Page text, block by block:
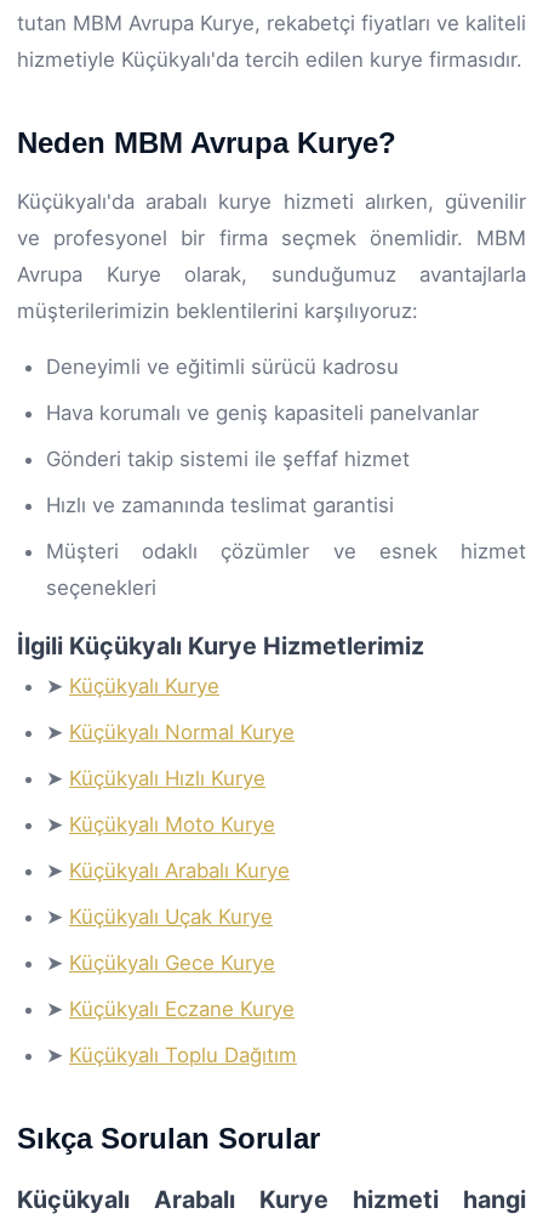
tutan MBM Avrupa Kurye, rekabetçi fiyatları ve kaliteli
hizmetiyle Küçükyalı'da tercih edilen kurye firmasıdır.
Neden MBM Avrupa Kurye?
Küçükyalı'da arabalı kurye hizmeti alırken, güvenilir
ve profesyonel bir firma seçmek önemlidir. MBM
Avrupa Kurye olarak, sunduğumuz avantajlarla
müşterilerimizin beklentilerini karşılıyoruz:
Deneyimli ve eğitimli sürücü kadrosu
Hava korumalı ve geniş kapasiteli panelvanlar
Gönderi takip sistemi ile şeffaf hizmet
Hızlı ve zamanında teslimat garantisi
Müşteri odaklı çözümler ve esnek hizmet
seçenekleri
İlgili Küçükyalı Kurye Hizmetlerimiz
➤ Küçükyalı Kurye
➤ Küçükyalı Normal Kurye
➤ Küçükyalı Hızlı Kurye
➤ Küçükyalı Moto Kurye
➤ Küçükyalı Arabalı Kurye
➤ Küçükyalı Uçak Kurye
➤ Küçükyalı Gece Kurye
➤ Küçükyalı Eczane Kurye
➤ Küçükyalı Toplu Dağıtım
Sıkça Sorulan Sorular
Küçükyalı Arabalı Kurye hizmeti hangi